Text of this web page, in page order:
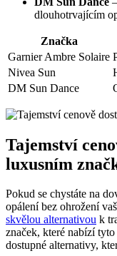
dlouhotrvajícím
Značka
Garnier Ambre Solaire
Nivea Sun
DM Sun Dance
Tajemství
luxusním
Pokud se chystáte na
opálení bez ohrožení
skvělou alternativou k
značek, které nabízí
dostupné alternativy,